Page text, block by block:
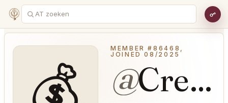
💰
MEMBER #86468,
JOINED 08/2025
@CreativeTendency56